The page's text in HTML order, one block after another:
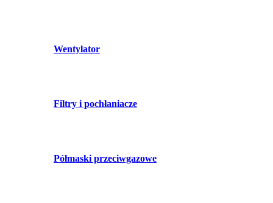
Wentylator
Filtry i pochłaniacze
Półmaski przeciwgazowe